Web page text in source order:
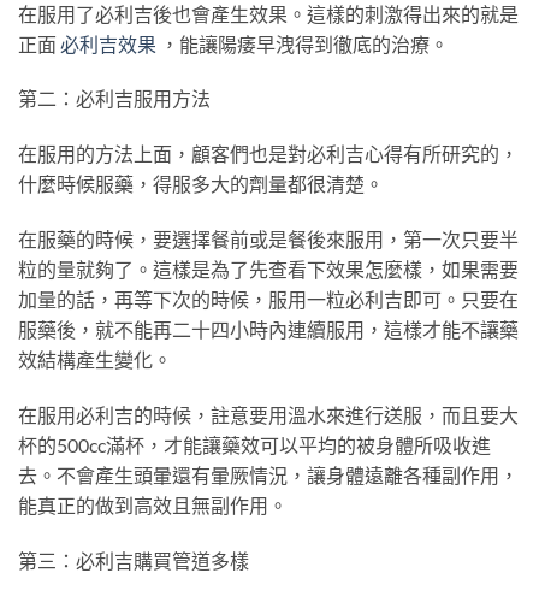
在服用了必利吉後也會產生效果。這樣的刺激得出來的就是
正面 必利吉效果 ，能讓陽痿早洩得到徹底的治療。
第二：必利吉服用方法
在服用的方法上面，顧客們也是對必利吉心得有所研究的，
什麼時候服藥，得服多大的劑量都很清楚。
在服藥的時候，要選擇餐前或是餐後來服用，第一次只要半
粒的量就夠了。這樣是為了先查看下效果怎麼樣，如果需要
加量的話，再等下次的時候，服用一粒必利吉即可。只要在
服藥後，就不能再二十四小時內連續服用，這樣才能不讓藥
效結構產生變化。
在服用必利吉的時候，註意要用溫水來進行送服，而且要大
杯的500cc滿杯，才能讓藥效可以平均的被身體所吸收進
去。不會產生頭暈還有暈厥情況，讓身體遠離各種副作用，
能真正的做到高效且無副作用。
第三：必利吉購買管道多樣